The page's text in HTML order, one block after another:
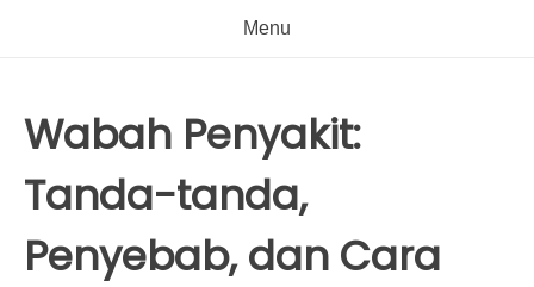
Menu
Wabah Penyakit:
Tanda-tanda,
Penyebab, dan Cara